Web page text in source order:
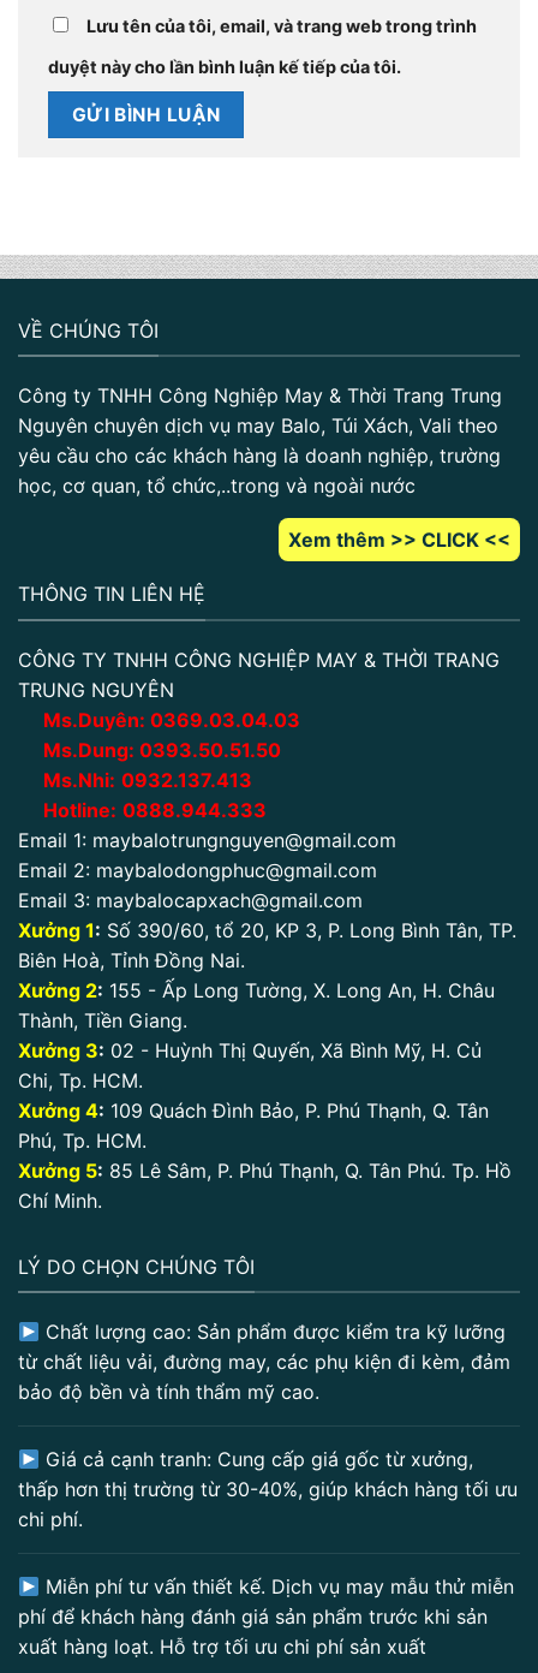
Lưu tên của tôi, email, và trang web trong trình
duyệt này cho lần bình luận kế tiếp của tôi.
VỀ CHÚNG TÔI
Công ty TNHH Công Nghiệp May & Thời Trang Trung
Nguyên chuyên dịch vụ may Balo, Túi Xách, Vali theo
yêu cầu cho các khách hàng là doanh nghiệp, trường
học, cơ quan, tổ chức,..trong và ngoài nước
Xem thêm >> CLICK <<
THÔNG TIN LIÊN HỆ
CÔNG TY TNHH CÔNG NGHIỆP MAY & THỜI TRANG
TRUNG NGUYÊN
Ms.Duyên: 0369.03.04.03
Ms.Dung: 0393.50.51.50
Ms.Nhi: 0932.137.413
Hotline: 0888.944.333
Email 1: maybalotrungnguyen@gmail.com
Email 2: maybalodongphuc@gmail.com
Email 3: maybalocapxach@gmail.com
Xưởng 1: Số 390/60, tổ 20, KP 3, P. Long Bình Tân, TP.
Biên Hoà, Tỉnh Đồng Nai.
Xưởng 2: 155 - Ấp Long Tường, X. Long An, H. Châu
Thành, Tiền Giang.
Xưởng 3: 02 - Huỳnh Thị Quyến, Xã Bình Mỹ, H. Củ
Chi, Tp. HCM.
Xưởng 4: 109 Quách Đình Bảo, P. Phú Thạnh, Q. Tân
Phú, Tp. HCM.
Xưởng 5: 85 Lê Sâm, P. Phú Thạnh, Q. Tân Phú. Tp. Hồ
Chí Minh.
LÝ DO CHỌN CHÚNG TÔI
Chất lượng cao: Sản phẩm được kiểm tra kỹ lưỡng
từ chất liệu vải, đường may, các phụ kiện đi kèm, đảm
bảo độ bền và tính thẩm mỹ cao.
Giá cả cạnh tranh: Cung cấp giá gốc từ xưởng,
thấp hơn thị trường từ 30-40%, giúp khách hàng tối ưu
chi phí.
Miễn phí tư vấn thiết kế. Dịch vụ may mẫu thử miễn
phí để khách hàng đánh giá sản phẩm trước khi sản
xuất hàng loạt. Hỗ trợ tối ưu chi phí sản xuất